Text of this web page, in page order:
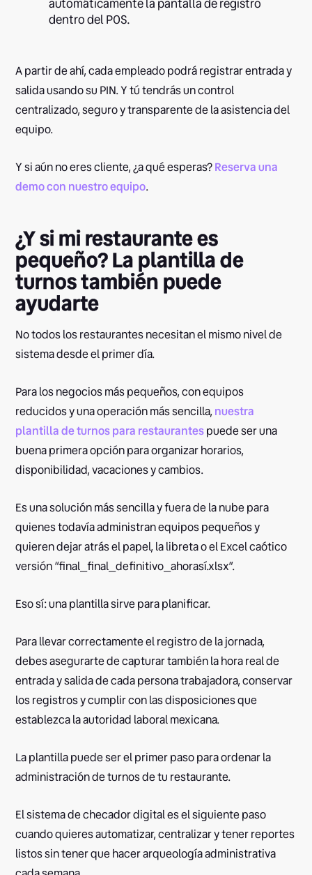
automáticamente la pantalla de registro
dentro del POS.
A partir de ahí, cada empleado podrá registrar entrada y
salida usando su PIN. Y tú tendrás un control
centralizado, seguro y transparente de la asistencia del
equipo.
Y si aún no eres cliente, ¿a qué esperas?Reserva una
demo con nuestro equipo.
¿Y si mi restaurante es
pequeño? La plantilla de
turnos también puede
ayudarte
No todos los restaurantes necesitan el mismo nivel de
sistema desde el primer día.
Para los negocios más pequeños, con equipos
reducidos y una operación más sencilla, nuestra
plantilla de turnos para restaurantespuede ser una
buena primera opción para organizar horarios,
disponibilidad, vacaciones y cambios.
Es una solución más sencilla y fuera de la nube para
quienes todavía administran equipos pequeños y
quieren dejar atrás el papel, la libreta o el Excel caótico
versión “final_final_definitivo_ahorasí.xlsx”.
Eso sí: una plantilla sirve para planificar.
Para llevar correctamente el registro de la jornada,
debes asegurarte de capturar también la hora real de
entrada y salida de cada persona trabajadora, conservar
los registros y cumplir con las disposiciones que
establezca la autoridad laboral mexicana.
La plantilla puede ser el primer paso para ordenar la
administración de turnos de tu restaurante.
El sistema de checador digital es el siguiente paso
cuando quieres automatizar, centralizar y tener reportes
listos sin tener que hacer arqueología administrativa